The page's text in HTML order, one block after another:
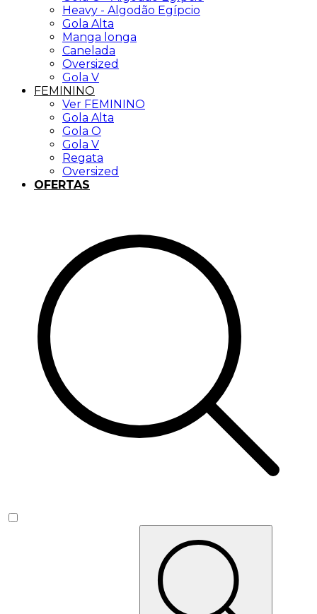
Heavy - Algodão Egípcio
Gola Alta
Manga longa
Canelada
Oversized
Gola V
FEMININO
Ver FEMININO
Gola Alta
Gola O
Gola V
Regata
Oversized
OFERTAS